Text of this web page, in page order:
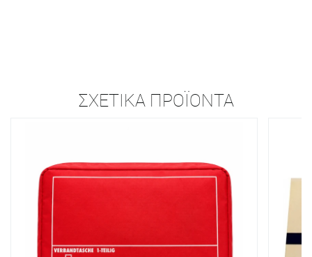
ΣΧΕΤΙΚΆ ΠΡΟΪΌΝΤΑ